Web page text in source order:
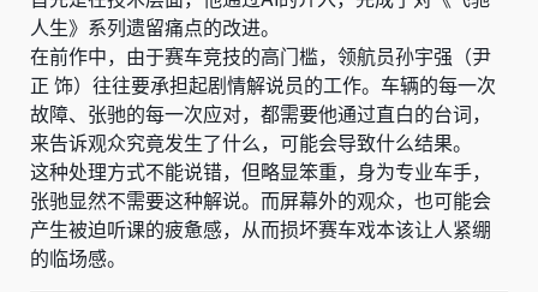
人生》系列遗留痛点的改进。
在前作中，由于赛车竞技的高门槛，领航员孙宇强（尹
正 饰）往往要承担起剧情解说员的工作。车辆的每一次
故障、张驰的每一次应对，都需要他通过直白的台词，
来告诉观众究竟发生了什么，可能会导致什么结果。
这种处理方式不能说错，但略显笨重，身为专业车手，
张驰显然不需要这种解说。而屏幕外的观众，也可能会
产生被迫听课的疲惫感，从而损坏赛车戏本该让人紧绷
的临场感。